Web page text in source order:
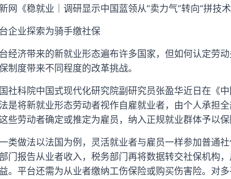
网《稳就业｜调研显示中国蓝领从“卖力气”转向“拼技术
企业探索为骑手缴社保
经济带来的新就业形态遍布许多国家，但如何认定劳
制度带来不同程度的改革挑战。
社科院中国式现代化研究院副研究员张盈华近日在《
是将新就业形态劳动者视作自雇就业者，由个人承担
些劳动者确定或推定为雇员，纳入正规就业群体予以保
类做法以法国为例，灵活就业者与雇员一样参加普通
门报告从业者收入，税务部门再将数据转交社保机构
。平台还需为从业者缴纳工伤保险或购买伤害险。对